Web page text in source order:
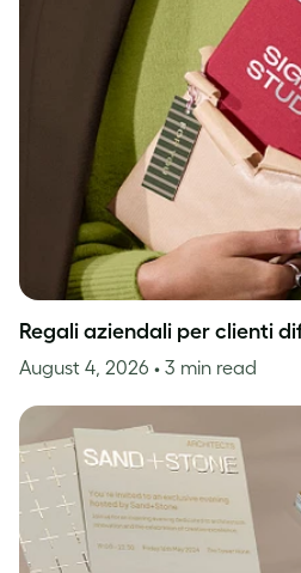
Regali aziendali per clienti
August 4, 2026 • 3 min read